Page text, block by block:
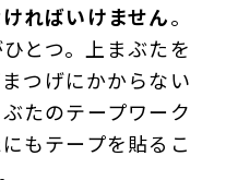
ればいけません。
とつ。上まぶたを
つげにかからない
たのテープワーク
もテープを貼るこ